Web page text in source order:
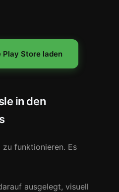
Play Store laden
in den
funktionieren. Es
ausgelegt, visuell